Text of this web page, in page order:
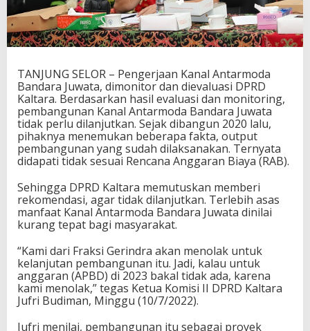
TANJUNG SELOR – Pengerjaan Kanal Antarmoda
Bandara Juwata, dimonitor dan dievaluasi DPRD
Kaltara. Berdasarkan hasil evaluasi dan monitoring,
pembangunan Kanal Antarmoda Bandara Juwata
tidak perlu dilanjutkan. Sejak dibangun 2020 lalu,
pihaknya menemukan beberapa fakta, output
pembangunan yang sudah dilaksanakan. Ternyata
didapati tidak sesuai Rencana Anggaran Biaya (RAB).
Sehingga DPRD Kaltara memutuskan memberi
rekomendasi, agar tidak dilanjutkan. Terlebih asas
manfaat Kanal Antarmoda Bandara Juwata dinilai
kurang tepat bagi masyarakat.
“Kami dari Fraksi Gerindra akan menolak untuk
kelanjutan pembangunan itu. Jadi, kalau untuk
anggaran (APBD) di 2023 bakal tidak ada, karena
kami menolak,” tegas Ketua Komisi II DPRD Kaltara
Jufri Budiman, Minggu (10/7/2022).
Jufri menilai, pembangunan itu sebagai proyek